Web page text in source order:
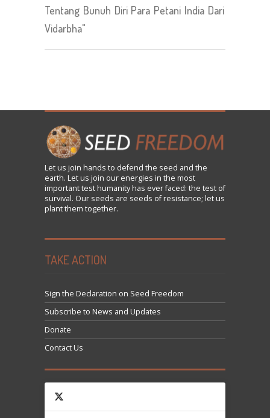
Tentang Bunuh Diri Para Petani India Dari
Vidarbha"
Let us join hands to defend the seed and the
earth. Let us join our energies in the most
important test humanity has ever faced: the test of
survival. Our seeds are seeds of resistance; let us
plant them together.
TAKE ACTION
Sign the Declaration on Seed Freedom
Subscribe to News and Updates
Donate
Contact Us